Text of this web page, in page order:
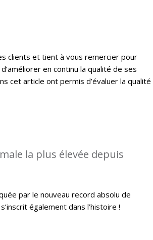
clients et tient à vous remercier pour
en continu la qualité de ses
cet article ont permis d’évaluer la qualité
la plus élevée depuis
par le nouveau record absolu de
également dans l’histoire !